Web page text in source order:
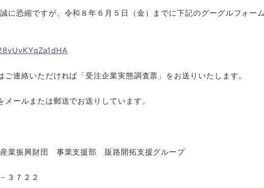
に恐縮ですが、令和８年６月５日（金）までに下記のグーグルフォー
ご連絡いただければ「受注企業実態調査票」をお送りいたします。
ールまたは郵送でお送りしています。
業振興財団 事業支援部 販路開拓支援グループ
３７２２